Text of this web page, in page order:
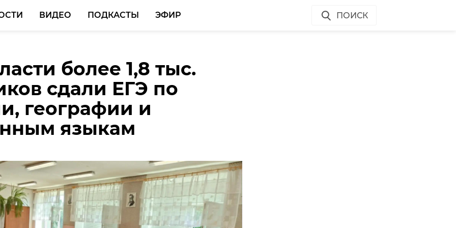
ВИДЕО ПОДКАСТЫ ЭФИР ПОИСК
более 1,8 тыс.
сдали ЕГЭ по
географии и
языкам
вынес приговор
BMW, сбившему
в нетрезвом виде
Ленобласти
к 15 годам
производство